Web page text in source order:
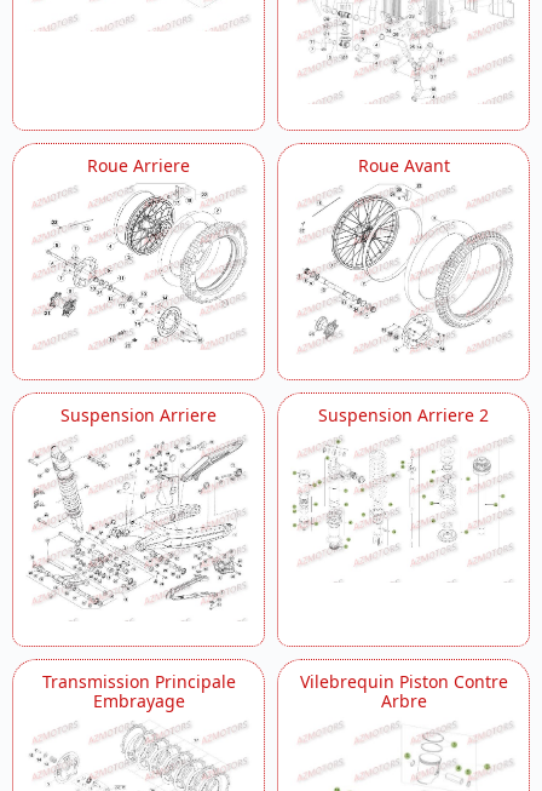
Roue Arriere Roue Avant
Suspension Arriere Suspension Arriere 2
Transmission Principale
Embrayage
Vilebrequin Piston Contre
Arbre